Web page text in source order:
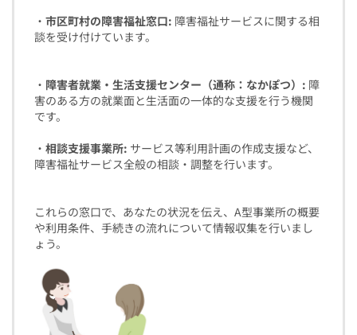
・ 市区町村の障害福祉窓口: 障害福祉サービスに関する相
談を受け付けています。
・ 障害者就業・生活支援センター（通称：なかぽつ）: 障
害のある方の就業面と生活面の一体的な支援を行う機関
です。
・ 相談支援事業所: サービス等利用計画の作成支援など、
障害福祉サービス全般の相談・調整を行います。
これらの窓口で、あなたの状況を伝え、A型事業所の概要
や利用条件、手続きの流れについて情報収集を行いまし
ょう。